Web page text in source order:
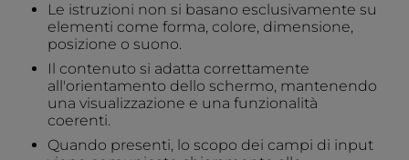
Le istruzioni non si basano esclusivamente su
elementi come forma, colore, dimensione,
posizione o suono.
Il contenuto si adatta correttamente
all'orientamento dello schermo, mantenendo
una visualizzazione e una funzionalità
coerenti.
Quando presenti, lo scopo dei campi di input